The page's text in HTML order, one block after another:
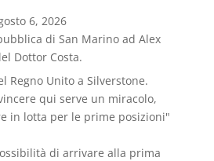
6, 2026
di San Marino ad Alex
Dottor Costa.
Regno Unito a Silverstone.
qui serve un miracolo,
in lotta per le prime posizioni"
di arrivare alla prima